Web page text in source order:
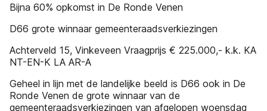
Bijna 60% opkomst in De Ronde Venen
D66 grote winnaar gemeenteraadsverkiezingen
Achterveld 15, Vinkeveen Vraagprijs € 225.000,- k.k. KA
NT-EN-K LA AR-A
Geheel in lijn met de landelijke beeld is D66 ook in De
Ronde Venen de grote winnaar van de
gemeenteraadsverkiezingen van afgelopen woensdag